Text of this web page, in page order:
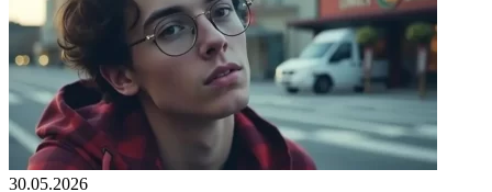
30.05.2026